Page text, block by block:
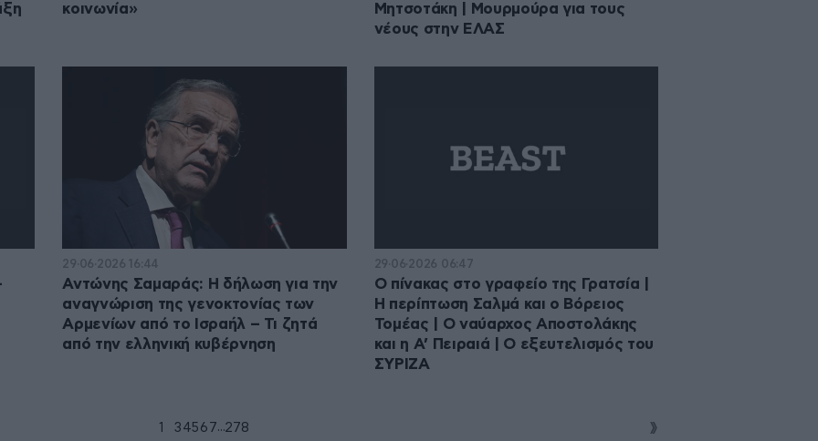
κοινωνία»
Μητσοτάκη | Μουρμούρα για τους
νέους στην ΕΛΑΣ
29·06·2026 16:44
Αντώνης Σαμαράς: Η δήλωση για την
αναγνώριση της γενοκτονίας των
Αρμενίων από το Ισραήλ – Τι ζητά
από την ελληνική κυβέρνηση
29·06·2026 06:47
Ο πίνακας στο γραφείο της Γρατσία |
Η περίπτωση Σαλμά και ο Βόρειος
Τομέας | Ο ναύαρχος Αποστολάκης
και η Α’ Πειραιά | Ο εξευτελισμός του
ΣΥΡΙΖΑ
1 3 45 6 7...278